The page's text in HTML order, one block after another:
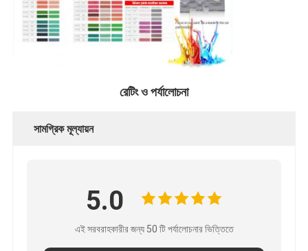
রেটিং ও পর্যালোচনা
সামগ্রিক মূল্যায়ন
5.0
এই সরবরাহকারীর জন্য 50 টি পর্যালোচনার ভিত্তিতে